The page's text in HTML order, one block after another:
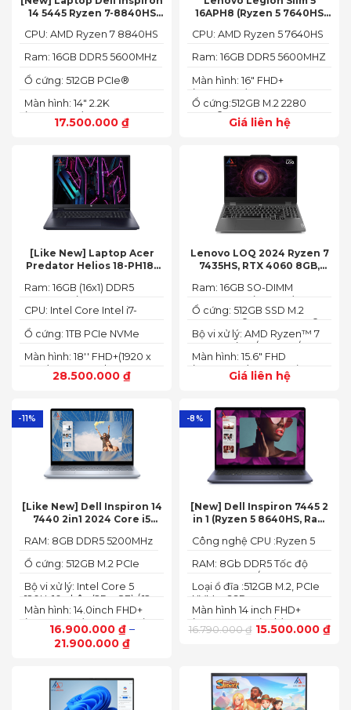
14 5445 Ryzen 7-8840HS
Radeon 780M Màn 14inch
17.500.000 ₫
Màn hình: 14" 2.2K
(2240X1400)
Ổ cứng: 512GB PCIe®
Ram: 16GB DDR5 5600MHz
CPU: AMD Ryzen 7 8840HS
16APH8 (Ryzen 5 7640HS
4060 16″ FHD+ 144Hz)
Giá liên hệ
Ổ cứng:512GB M.2 2280
PCIe® 4.0 x4 SSD
Màn hình: 16" FHD+
(1920x1200) IPS
Ram: 16GB DDR5 5600MHZ
CPU: AMD Ryzen 5 7640HS
[Like New] Laptop Acer
Predator Helios 18-PH18-
13700HX, RTX 4060 8GB,
16GB, SSD 1TB, 18″ FHD+
165HZ)
28.500.000 ₫
Màn hình: 18'' FHD+(1920 x
1200) 165 Hz In-plane
Switching (IPS)
Ổ cứng: 1TB PCIe NVMe
CPU: Intel Core Intel i7-
GHz 30MB
Ram: 16GB (16x1) DDR5
4800MHz (2x SO-DIMM
socket, up to 32GB
Lenovo LOQ 2024 Ryzen 7
7435HS, RTX 4060 8GB,
144Hz, 100% sRGB
Giá liên hệ
Màn hình: 15.6" FHD
(1920x1080) IPS 300nits
Anti-glare, 100% sRGB,
Bộ vi xử lý: AMD Ryzen™ 7
74355HS (8C / 16T, 3.8 /
5.1GHz, 8MB L2 / 16MB L3)
Ổ cứng: 512GB SSD M.2
2242 PCIe® 4.0x4 NVMe®
(2 slots nvme)
Ram: 16GB SO-DIMM
DDR5-5600 (max 64)
-11%
[Like New] Dell Inspiron 14
7440 2in1 2024 Core i5
FHD+
16.900.000 ₫–
21.900.000 ₫
Màn hình: 14.0inch FHD+
(1920 x 1200) 60Hz,250 nits
Bộ vi xử lý: Intel Core 5
120U, 10 nhân (2P + 8E) / 12
luồng
Ổ cứng: 512GB M.2 PCIe
RAM: 8GB DDR5 5200MHz
-8%
[New] Dell Inspiron 7445 2
in 1 (Ryzen 5 8640HS, Ram
Radeon,14 FHD+ Touch)
16.790.000₫ 15.500.000 ₫
Màn hình 14 inch FHD+
(1920 x 1200 pixels)
Loại ổ đĩa :512GB M.2, PCIe
NVMe, SSD
RAM: 8Gb DDR5 Tốc độ
BUS :5200MT/s
Công nghệ CPU :Ryzen 5